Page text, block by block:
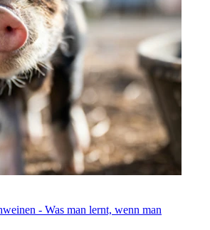
- Was man lernt, wenn man